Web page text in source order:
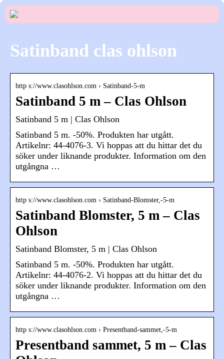
Satinband clas ohlson
http s://www.clasohlson.com › Satinband-5-m
Satinband 5 m – Clas Ohlson
Satinband 5 m | Clas Ohlson
Satinband 5 m. -50%. Produkten har utgått.
Artikelnr: 44-4076-3. Vi hoppas att du hittar det du
söker under liknande produkter. Information om den
utgångna …
http s://www.clasohlson.com › Satinband-Blomster,-5-m
Satinband Blomster, 5 m – Clas
Ohlson
Satinband Blomster, 5 m | Clas Ohlson
Satinband 5 m. -50%. Produkten har utgått.
Artikelnr: 44-4076-2. Vi hoppas att du hittar det du
söker under liknande produkter. Information om den
utgångna …
http s://www.clasohlson.com › Presentband-sammet,-5-m
Presentband sammet, 5 m – Clas